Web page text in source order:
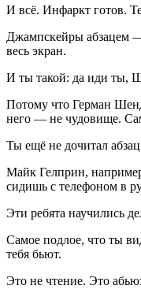
И всё. Инфаркт готов.
Джампскейры абзацем
весь экран.
И ты такой: да иди ты,
Потому что Герман
него — не чудовище.
Ты ещё не дочитал
Майк Гелприн,
сидишь с телефоном в
Эти ребята научились
Самое подлое, что ты
тебя бьют.
Это не чтение. Это